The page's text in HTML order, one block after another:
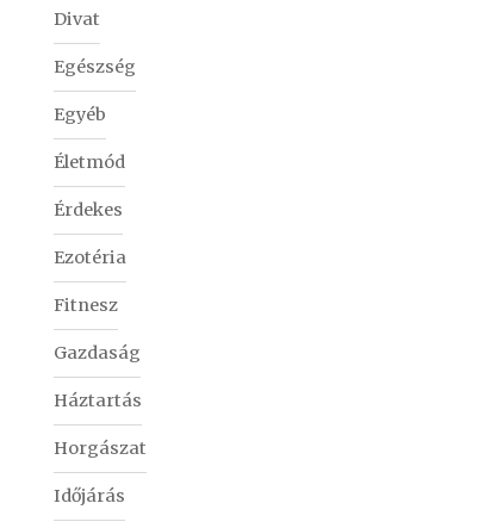
Divat
Egészség
Egyéb
Életmód
Érdekes
Ezotéria
Fitnesz
Gazdaság
Háztartás
Horgászat
Időjárás